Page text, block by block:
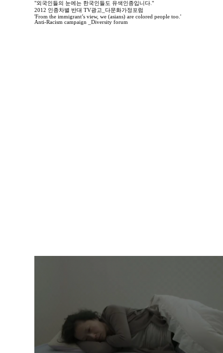
"외국인들의 눈에는 한국인들도 유색인종입니다."
2012 인종차별 반대 TV광고_다문화가정포럼
'From the immigrant’s view, we (asians) are colored people too.'
Anti-Racism campaign _Diversity forum